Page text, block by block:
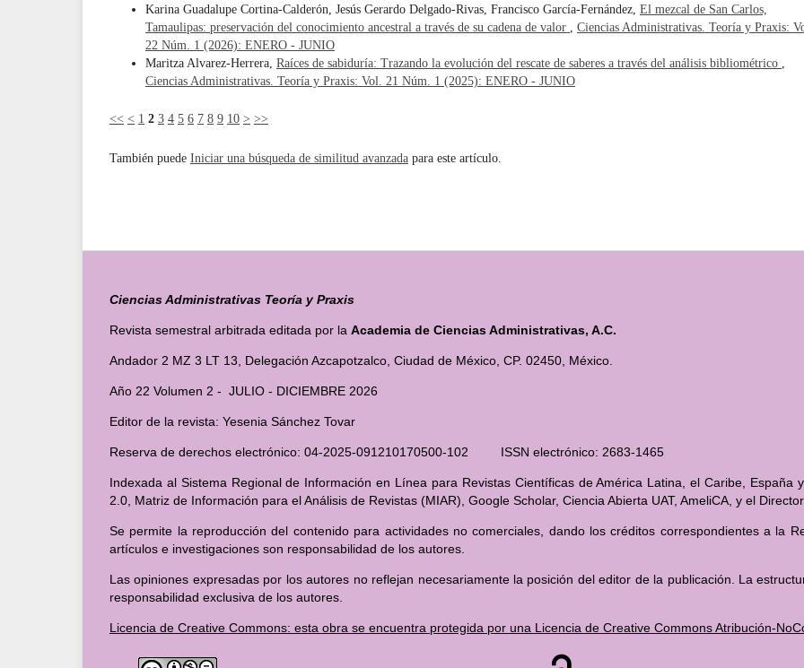
Karina Guadalupe Cortina-Calderón, Jesús Gerardo Delgado-Rivas, Francisco García-Fernández, El mezcal de San Carlos,
Tamaulipas: preservación del conocimiento ancestral a través de su cadena de valor , Ciencias Administrativas. Teoría y Praxis:
22 Núm. 1 (2026): ENERO - JUNIO
Maritza Alvarez-Herrera, Raíces de sabiduría: Trazando la evolución del rescate de saberes a través del análisis bibliométrico ,
Ciencias Administrativas. Teoría y Praxis: Vol. 21 Núm. 1 (2025): ENERO - JUNIO
<< < 1 2 3 4 5 6 7 8 9 10 > >>
También puede Iniciar una búsqueda de similitud avanzada para este artículo.
Ciencias Administrativas Teoría y Praxis
Revista semestral arbitrada editada por la Academia de Ciencias Administrativas, A.C.
Andador 2 MZ 3 LT 13, Delegación Azcapotzalco, Ciudad de México, CP. 02450, México.
Año 22 Volumen 2 - JULIO - DICIEMBRE 2026
Editor de la revista: Yesenia Sánchez Tovar
Reserva de derechos electrónico: 04-2025-091210170500-102 ISSN electrónico: 2683-1465
Indexada al Sistema Regional de Información en Línea para Revistas Científicas de América Latina, el Caribe, España
2.0, Matriz de Información para el Análisis de Revistas (MIAR), Google Scholar, Ciencia Abierta UAT, AmeliCA, y el
Se permite la reproducción del contenido para actividades no comerciales, dando los créditos correspondientes a la
artículos e investigaciones son responsabilidad de los autores.
Las opiniones expresadas por los autores no reflejan necesariamente la posición del editor de la publicación. La
responsabilidad exclusiva de los autores.
Licencia de Creative Commons: esta obra se encuentra protegida por una Licencia de Creative Commons Atribución-